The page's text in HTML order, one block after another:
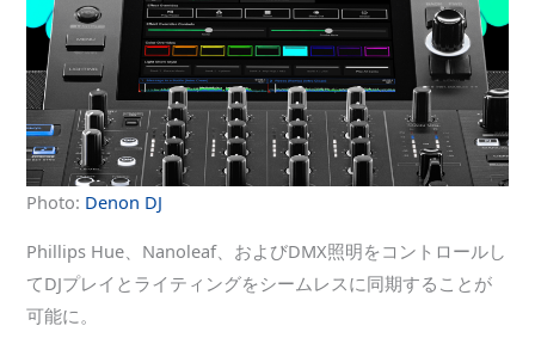
Photo: Denon DJ
Phillips Hue、Nanoleaf、およびDMX照明をコントロールし
てDJプレイとライティングをシームレスに同期することが
可能に。